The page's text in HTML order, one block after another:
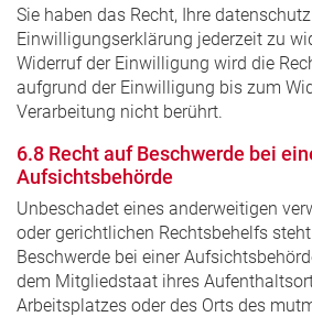
Sie haben das Recht, Ihre
Einwilligungserklärung jederzeit zu
Widerruf der Einwilligung wird die
aufgrund der Einwilligung bis zum
Verarbeitung nicht berührt.
6.8 Recht auf Beschwerde bei
Aufsichtsbehörde
Unbeschadet eines anderweitigen
oder gerichtlichen Rechtsbehelfs
Beschwerde bei einer
dem Mitgliedstaat ihres
Arbeitsplatzes oder des Orts des